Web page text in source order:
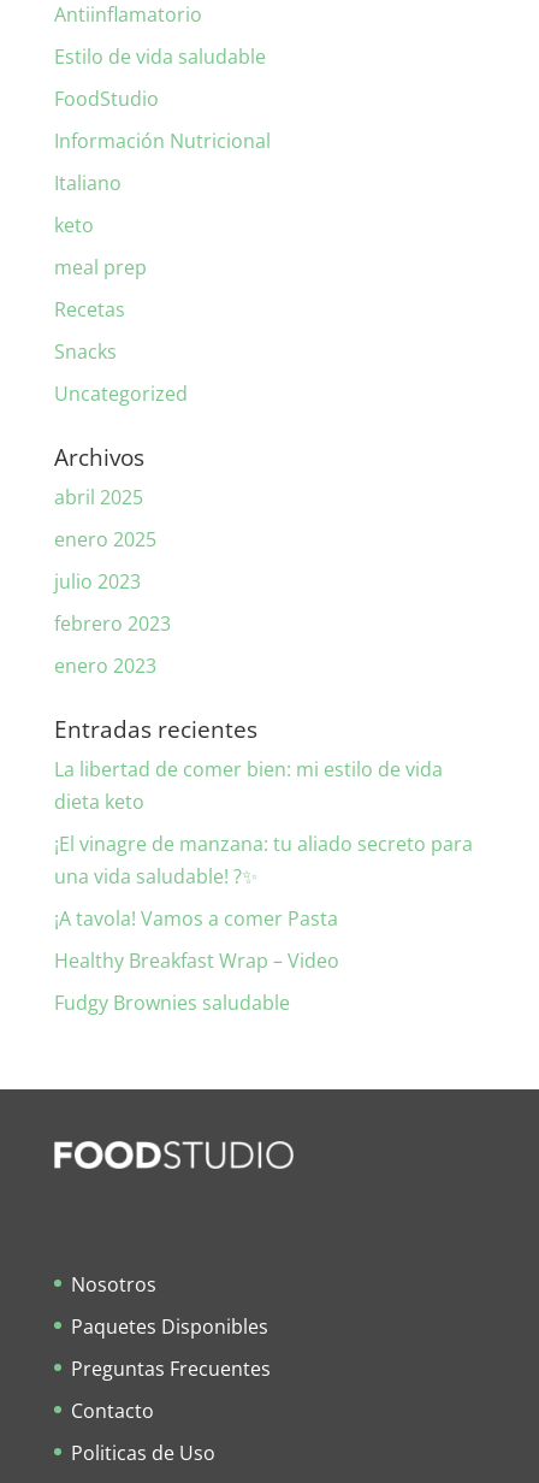
Antiinflamatorio
Estilo de vida saludable
FoodStudio
Información Nutricional
Italiano
keto
meal prep
Recetas
Snacks
Uncategorized
Archivos
abril 2025
enero 2025
julio 2023
febrero 2023
enero 2023
Entradas recientes
La libertad de comer bien: mi estilo de vida
dieta keto
¡El vinagre de manzana: tu aliado secreto para
una vida saludable! ?✨
¡A tavola! Vamos a comer Pasta
Healthy Breakfast Wrap – Video
Fudgy Brownies saludable
Nosotros
Paquetes Disponibles
Preguntas Frecuentes
Contacto
Politicas de Uso